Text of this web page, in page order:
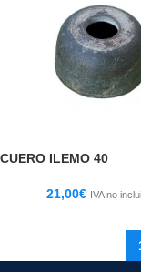
CUERO ILEMO 40
21,00€ IVA no